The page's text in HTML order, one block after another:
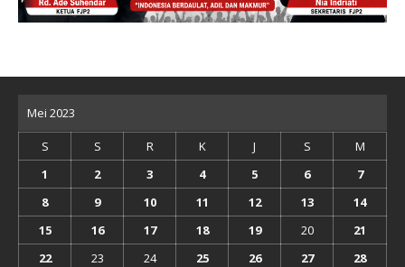
Mei 2023
S S R K J S
M
1
2 3 4 5 6
7
8
9 10 11 12 13
14
15
16 17 18 19 20
21
22
23 24 25 26 27 28